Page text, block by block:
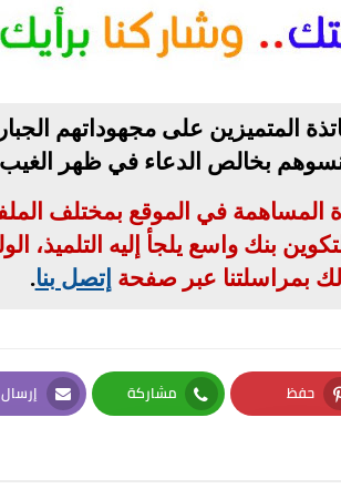
المتميزين على مجهوداتهم
تنسوهم بخالص الدعاء في ظهر
المساهمة في الموقع بمختلف
بنك واسع يلجأ إليه التلميذ،
بمراسلتنا عبر صفحة إتصل بنا.
حفظ
Pinterest
مشاركة
Whatsapp
إرسال
Email